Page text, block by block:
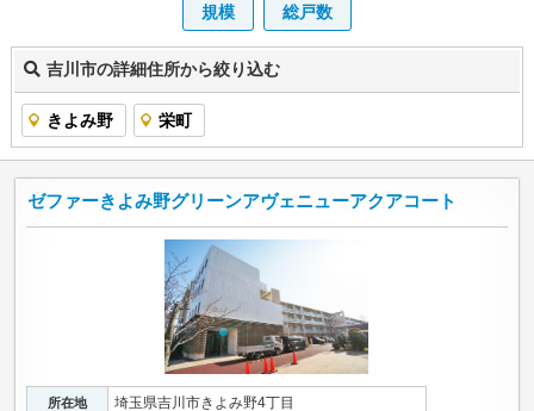
規模 総戸数
吉川市の詳細住所から絞り込む
きよみ野 栄町
ゼファーきよみ野グリーンアヴェニューアクアコート
所在地 埼玉県吉川市きよみ野4丁目